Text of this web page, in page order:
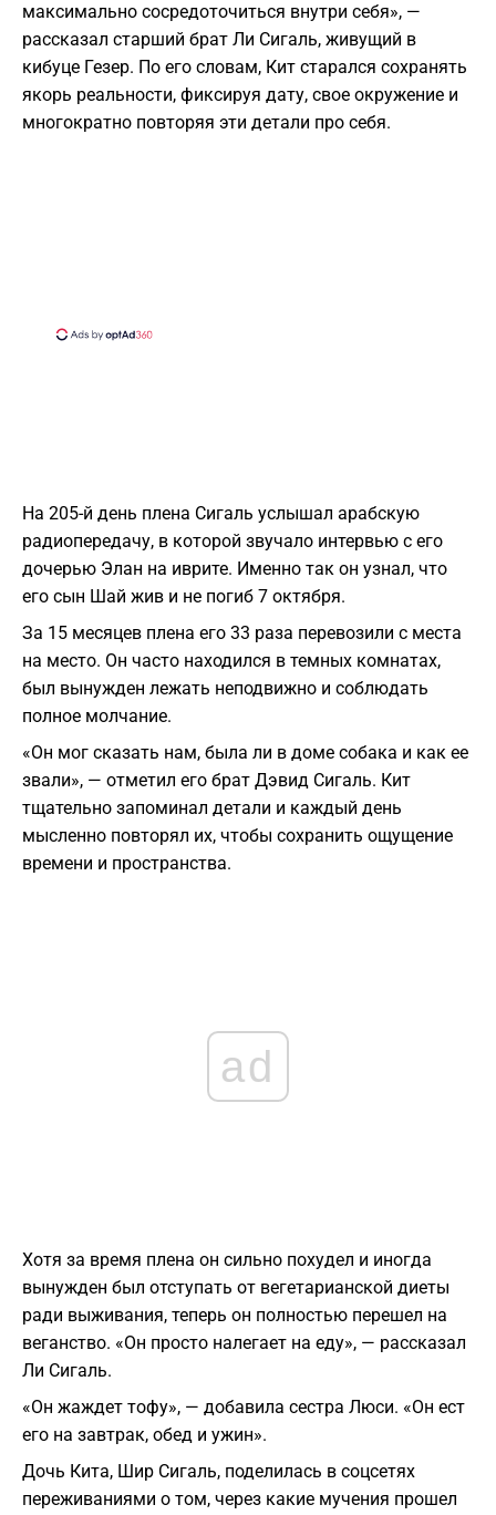
максимально сосредоточиться внутри себя», —
рассказал старший брат Ли Сигаль, живущий в
кибуце Гезер. По его словам, Кит старался сохранять
якорь реальности, фиксируя дату, свое окружение и
многократно повторяя эти детали про себя.
На 205-й день плена Сигаль услышал арабскую
радиопередачу, в которой звучало интервью с его
дочерью Элан на иврите. Именно так он узнал, что
его сын Шай жив и не погиб 7 октября.
За 15 месяцев плена его 33 раза перевозили с места
на место. Он часто находился в темных комнатах,
был вынужден лежать неподвижно и соблюдать
полное молчание.
«Он мог сказать нам, была ли в доме собака и как ее
звали», — отметил его брат Дэвид Сигаль. Кит
тщательно запоминал детали и каждый день
мысленно повторял их, чтобы сохранить ощущение
времени и пространства.
ad
Хотя за время плена он сильно похудел и иногда
вынужден был отступать от вегетарианской диеты
ради выживания, теперь он полностью перешел на
веганство. «Он просто налегает на еду», — рассказал
Ли Сигаль.
«Он жаждет тофу», — добавила сестра Люси. «Он ест
его на завтрак, обед и ужин».
Дочь Кита, Шир Сигаль, поделилась в соцсетях
переживаниями о том, через какие мучения прошел